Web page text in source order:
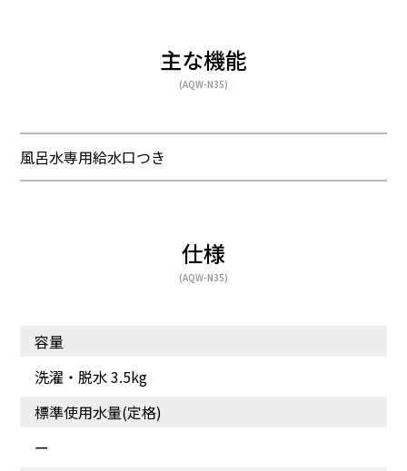
主な機能
(AQW-N35)
風呂水専用給水口つき
仕様
(AQW-N35)
容量
洗濯・脱水 3.5kg
標準使用水量(定格)
ー